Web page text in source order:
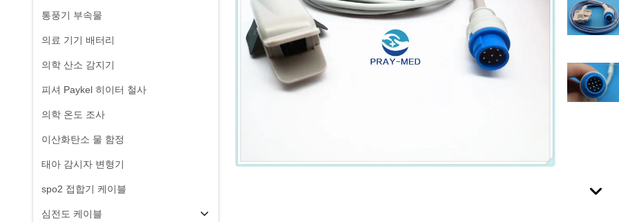
통풍기 부속물
의료 기기 배터리
의학 산소 감지기
피셔 Paykel 히이터 철사
의학 온도 조사
이산화탄소 물 함정
태아 감시자 변형기
spo2 접합기 케이블
심전도 케이블